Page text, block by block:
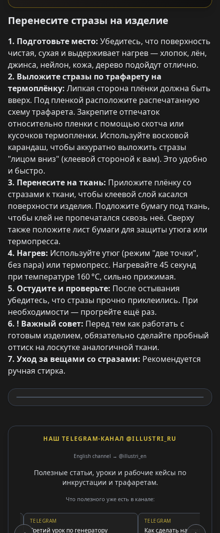
Перенесите стразы на изделие
1. Подготовьте место: Убедитесь, что поверхность
чистая, сухая и выдерживает нагрев — хлопок, лён,
джинса, нейлон, кожа, дерево подойдут отлично.
2. Выложите стразы по трафарету на
термоплёнку: Липкая сторона плёнки должна быть
вверх. Под пленкой расположите распечатанную
схему трафарета. Закрепите отпечаток
относительно пленки с помощью скотча или
кусочков термопленки. Используйте восковой
карандаш, чтобы аккуратно выложить стразы
"лицом вниз" (клеевой стороной к вам). Это удобно
и быстро.
3. Перенесите на ткань: Приложите плёнку со
стразами к ткани, чтобы клеевой слой касался
поверхности изделия. Подложите бумагу под ткань,
чтобы клей не пропечатался сквозь неё. Сверху
также положите лист бумаги для защиты утюга или
термопресса.
4. Нагрев: Используйте утюг (режим "две точки",
без пара) или термопресс. Нагревайте 45 секунд
при температуре 160 °C, сильно прижимая.
5. Остудите и проверьте: После остывания
убедитесь, что стразы прочно приклеились. При
необходимости — прогрейте ещё раз.
6. ! Важный совет: Перед тем как работать с
готовым изделием, обязательно сделайте пробный
оттиск на лоскутке аналогичной ткани.
7. Уход за вещами со стразами: Рекомендуется
ручная стирка.
НАШ TELEGRAM-КАНАЛ @ILLUSTRI_RU
English channel → @illustri_en
Полезные статьи, уроки и рабочие кейсы по
инкрустации и трафаретам.
Что полезного уже есть в канале:
TELEGRAM
Третий урок по генератору
TELEGRAM
Как сделать надпись